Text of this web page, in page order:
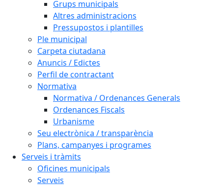
Grups municipals
Altres administracions
Pressupostos i plantilles
Ple municipal
Carpeta ciutadana
Anuncis / Edictes
Perfil de contractant
Normativa
Normativa / Ordenances Generals
Ordenances Fiscals
Urbanisme
Seu electrònica / transparència
Plans, campanyes i programes
Serveis i tràmits
Oficines municipals
Serveis